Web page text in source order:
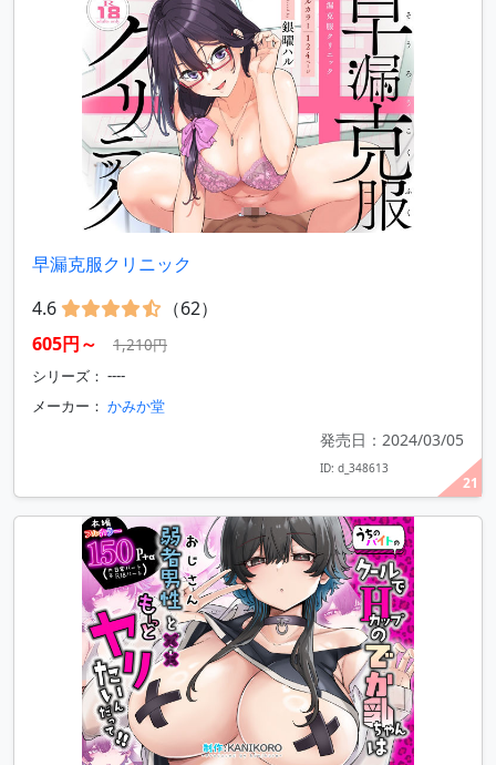
21
早漏克服クリニック
4.6
（62）
605円～
1,210円
シリーズ： ----
メーカー： かみか堂
発売日：2024/03/05
ID: d_348613